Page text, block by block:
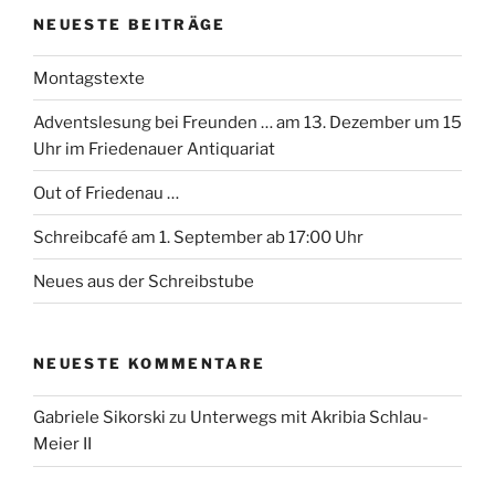
NEUESTE BEITRÄGE
Montagstexte
Adventslesung bei Freunden … am 13. Dezember um 15
Uhr im Friedenauer Antiquariat
Out of Friedenau …
Schreibcafé am 1. September ab 17:00 Uhr
Neues aus der Schreibstube
NEUESTE KOMMENTARE
Gabriele Sikorski zu Unterwegs mit Akribia Schlau-
Meier II